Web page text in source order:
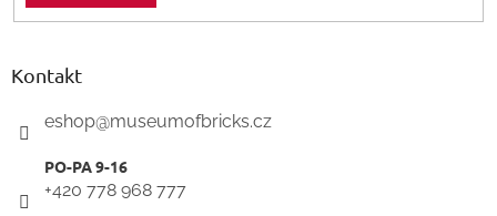
Kontakt
eshop@museumofbricks.cz
+420 778 968 777